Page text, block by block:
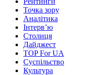
Точка зору
Аналітика
Інтерв’ю
Столиця
Дайджест
TOP For UA
Суспiльство
Культура